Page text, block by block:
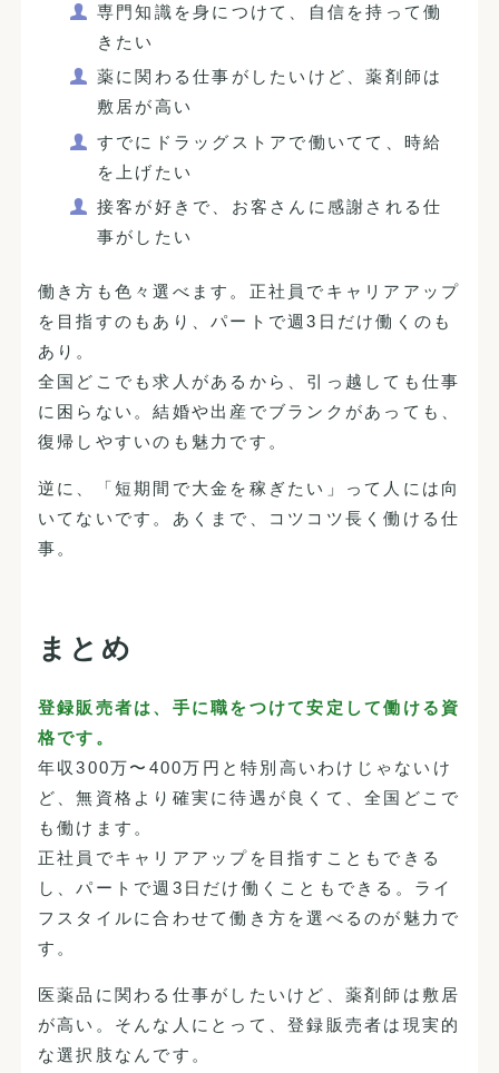
専門知識を身につけて、自信を持って働
きたい
薬に関わる仕事がしたいけど、薬剤師は
敷居が高い
すでにドラッグストアで働いてて、時給
を上げたい
接客が好きで、お客さんに感謝される仕
事がしたい
働き方も色々選べます。正社員でキャリアアップ
を目指すのもあり、パートで週3日だけ働くのも
あり。
全国どこでも求人があるから、引っ越しても仕事
に困らない。結婚や出産でブランクがあっても、
復帰しやすいのも魅力です。
逆に、「短期間で大金を稼ぎたい」って人には向
いてないです。あくまで、コツコツ長く働ける仕
事。
まとめ
登録販売者は、手に職をつけて安定して働ける資
格です。
年収300万〜400万円と特別高いわけじゃないけ
ど、無資格より確実に待遇が良くて、全国どこで
も働けます。
正社員でキャリアアップを目指すこともできる
し、パートで週3日だけ働くこともできる。ライ
フスタイルに合わせて働き方を選べるのが魅力で
す。
医薬品に関わる仕事がしたいけど、薬剤師は敷居
が高い。そんな人にとって、登録販売者は現実的
な選択肢なんです。